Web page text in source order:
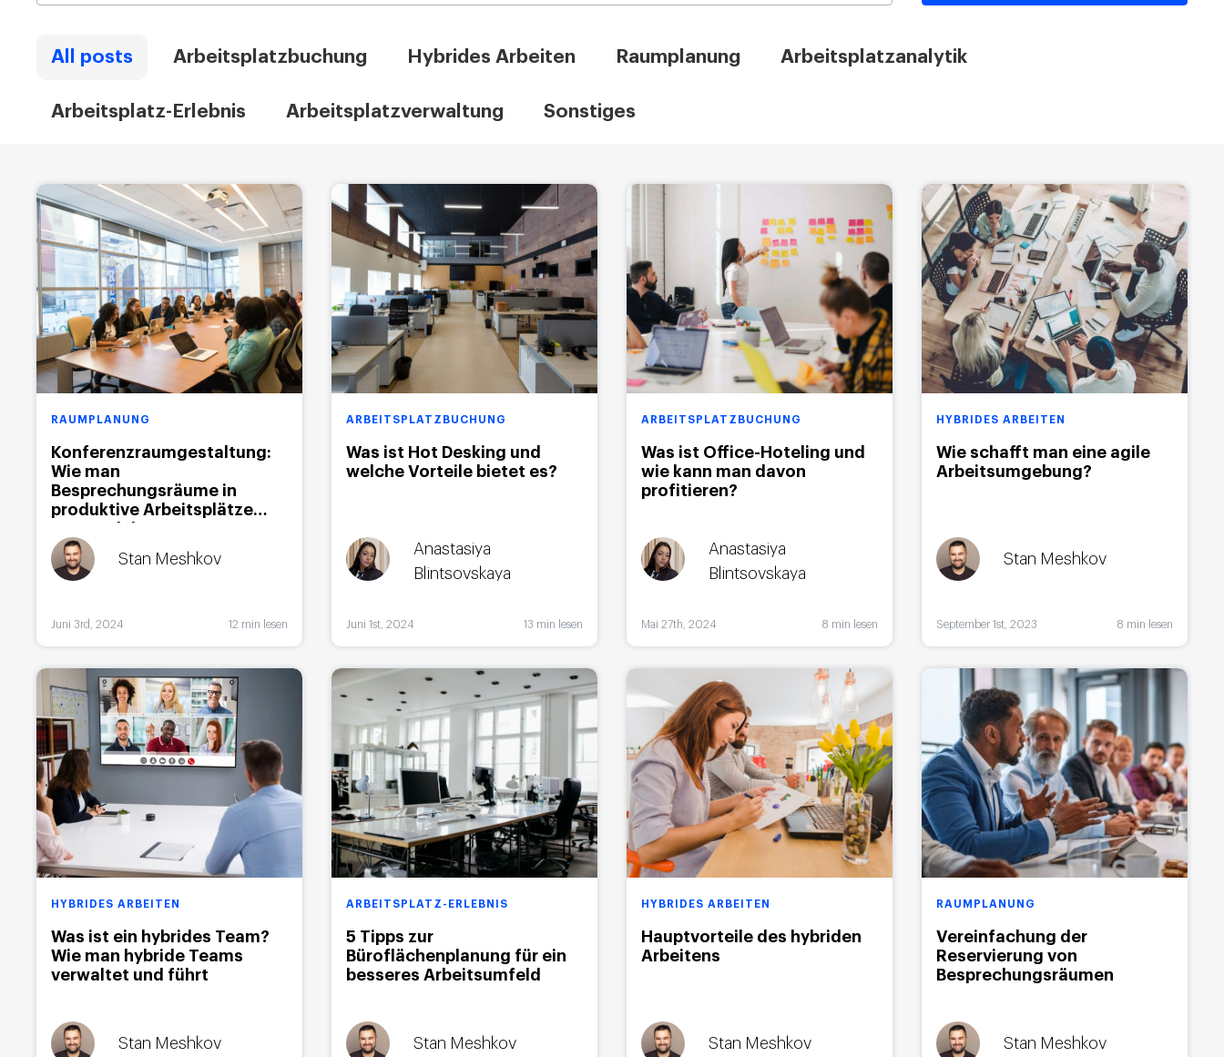
All posts Arbeitsplatzbuchung Hybrides Arbeiten Raumplanung Arbeitsplatzanalytik
Arbeitsplatz-Erlebnis Arbeitsplatzverwaltung Sonstiges
RAUMPLANUNG
Konferenzraumgestaltung:
Wie man
Besprechungsräume in
produktive Arbeitsplätze
Stan Meshkov
Juni 3rd, 2024 12 min lesen
ARBEITSPLATZBUCHUNG
Was ist Hot Desking und
welche Vorteile bietet es?
Anastasiya
Blintsovskaya
Juni 1st, 2024 13 min lesen
ARBEITSPLATZBUCHUNG
Was ist Office-Hoteling und
wie kann man davon
profitieren?
Anastasiya
Blintsovskaya
Mai 27th, 2024 8 min lesen
HYBRIDES ARBEITEN
Wie schafft man eine agile
Arbeitsumgebung?
Stan Meshkov
September 1st, 2023 8 min lesen
HYBRIDES ARBEITEN
Was ist ein hybrides Team?
Wie man hybride Teams
verwaltet und führt
Stan Meshkov
ARBEITSPLATZ-ERLEBNIS
5 Tipps zur
Büroflächenplanung für ein
besseres Arbeitsumfeld
Stan Meshkov
HYBRIDES ARBEITEN
Hauptvorteile des hybriden
Arbeitens
Stan Meshkov
RAUMPLANUNG
Vereinfachung der
Reservierung von
Besprechungsräumen
Stan Meshkov